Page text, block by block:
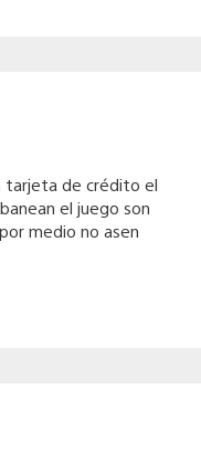
tarjeta de crédito el
el juego son
medio no asen